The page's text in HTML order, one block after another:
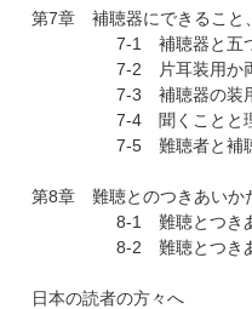
第7章 補聴器にできること
7-1 補聴器と五つの
7-2 片耳装用か両
7-3 補聴器の装用
7-4 聞くことと理
7-5 難聴者と補
第8章 難聴とのつきあいか
8-1 難聴とつきあ
8-2 難聴とつきあ
日本の読者の方々へ